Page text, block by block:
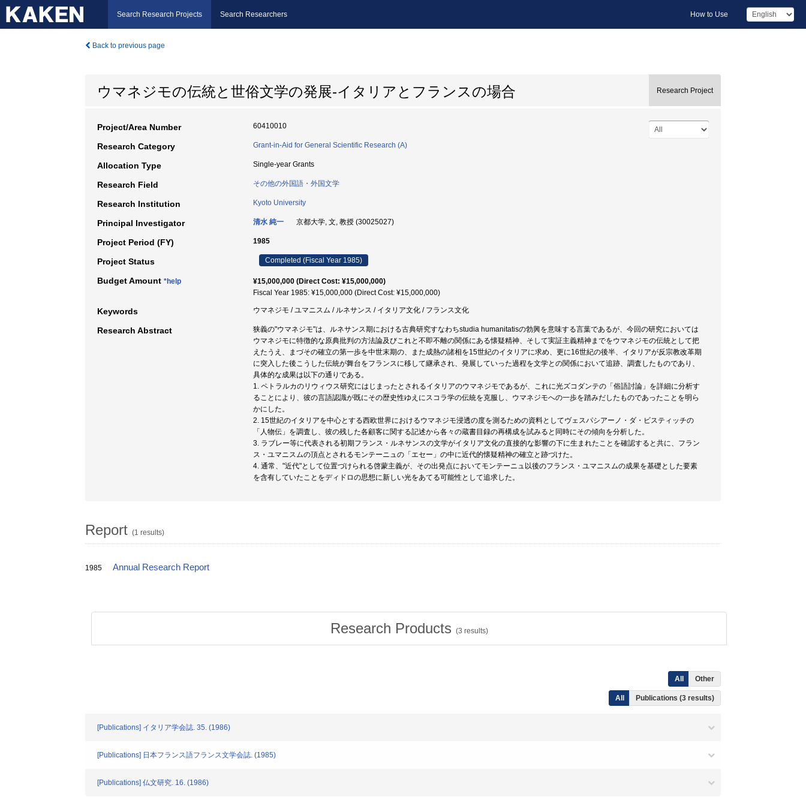
Search Research Projects Search Researchers How to Use
Back to previous page
ウマネジモの伝統と世俗文学の発展-イタリアとフランスの場合 Research Project
Project/Area Number 60410010
Research Category Grant-in-Aid for General Scientific Research (A)
Allocation Type Single-year Grants
Research Field その他の外国語・外国文学
Research Institution Kyoto University
Principal Investigator 清水 純一 京都大学, 文, 教授 (30025027)
Project Period (FY) 1985
Project Status Completed (Fiscal Year 1985)
Budget Amount *help
¥15,000,000 (Direct Cost: ¥15,000,000)
Fiscal Year 1985: ¥15,000,000 (Direct Cost: ¥15,000,000)
Keywords ウマネジモ / ユマニスム / ルネサンス / イタリア文化 / フランス文化
Research Abstract
狭義の"ウマネジモ"は、ルネサンス期における古典研究すなわちstudia humanitatisの勃興を意味する言葉であるが、今回の研究においては
ウマネジモに特徴的な原典批判の方法論及びこれと不即不離の関係にある懐疑精神、そして実証主義精神までをウマネジモの伝統として把
えたうえ、まづその確立の第一歩を中世末期の、また成熱の諸相を15世紀のイタリアに求め、更に16世紀の後半、イタリアが反宗教改革期
に突入した後こうした伝統が舞台をフランスに移して継承され、発展していった過程を文学との関係において追跡、調査したものであり、
具体的な成果は以下の通りである。
1. ペトラルカのリウィウス研究にはじまったとされるイタリアのウマネジモであるが、これに光ズコダンテの「俗語討論」を詳細に分析す
ることにより、彼の言語認識が既にその歴史性ゆえにスコラ学の伝統を克服し、ウマネジモへの一歩を踏みだしたものであったことを明ら
かにした。
2. 15世紀のイタリアを中心とする西欧世界におけるウマネジモ浸透の度を測るための資料としてヴェスパシアーノ・ダ・ビスティッチの
「人物伝」を調査し、彼の残した各顧客に関する記述から各々の蔵書目録の再構成を試みると同時にその傾向を分析した。
3. ラブレー等に代表される初期フランス・ルネサンスの文学がイタリア文化の直接的な影響の下に生まれたことを確認すると共に、フラン
ス・ユマニスムの頂点とされるモンテーニュの「エセー」の中に近代的懐疑精神の確立と跡づけた。
4. 通常、"近代"として位置づけられる啓蒙主義が、その出発点においてモンテーニュ以後のフランス・ユマニスムの成果を基礎とした要素
を含有していたことをディドロの思想に新しい光をあてる可能性として追求した。
Report (1 results)
1985 Annual Research Report
Research Products (3 results)
All Other
All Publications (3 results)
[Publications] イタリア学会誌. 35. (1986)
[Publications] 日本フランス語フランス文学会誌. (1985)
[Publications] 仏文研究. 16. (1986)